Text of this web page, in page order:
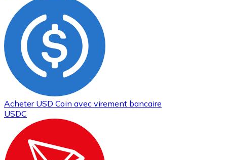
Acheter USD Coin avec virement bancaire
USDC